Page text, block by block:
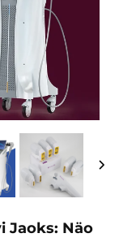
Jaoks: Näo